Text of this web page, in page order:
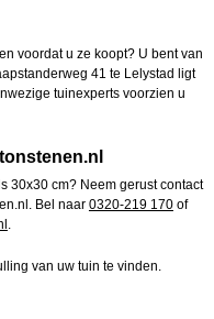
voordat u ze koopt? U bent van
41 te Lelystad ligt
tuinexperts voorzien u
30x30 cm? Neem gerust contact
Bel naar 0320-219 170of
.
van uw tuin te vinden.